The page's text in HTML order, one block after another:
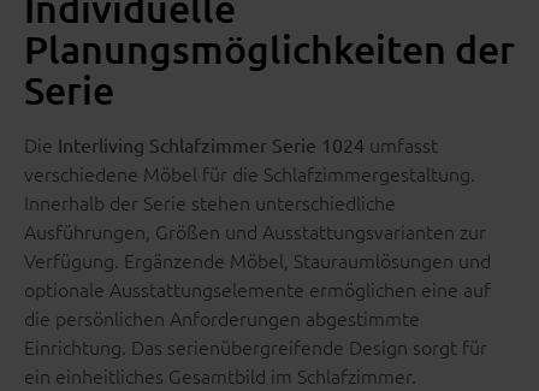
Planungsmöglichkeiten der
Serie
Die Interliving Schlafzimmer Serie 1024 umfasst
verschiedene Möbel für die Schlafzimmergestaltung.
Innerhalb der Serie stehen unterschiedliche
Ausführungen, Größen und Ausstattungsvarianten zur
Verfügung. Ergänzende Möbel, Stauraumlösungen und
optionale Ausstattungselemente ermöglichen eine auf
die persönlichen Anforderungen abgestimmte
Einrichtung. Das serienübergreifende Design sorgt für
ein einheitliches Gesamtbild im Schlafzimmer.